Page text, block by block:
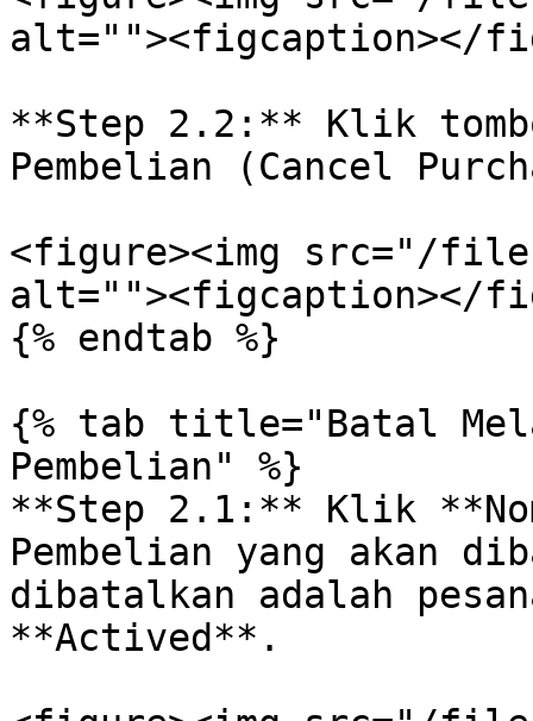
alt=""><figcaption></
**Step 2.2:** Klik
Pembelian (Cancel
<figure><img src="/files/
alt=""><figcaption></
{% endtab %}
{% tab title="Batal
Pembelian" %}
**Step 2.1:** Klik
Pembelian yang akan
dibatalkan adalah
**Actived**.